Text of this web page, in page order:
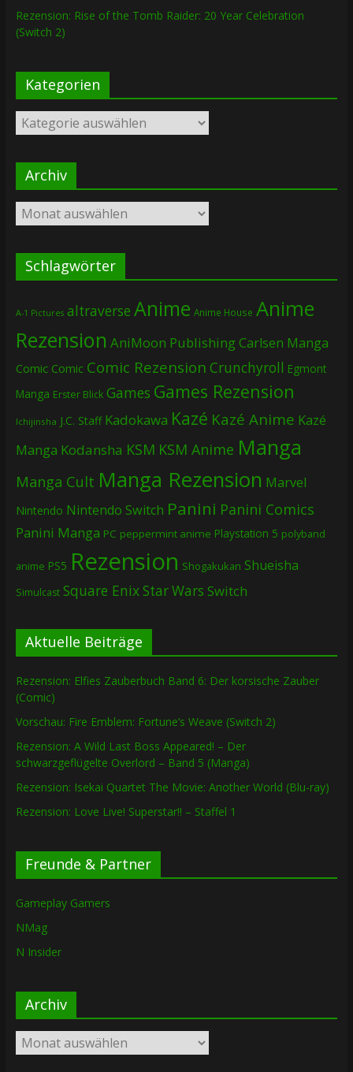
Rezension: Rise of the Tomb Raider: 20 Year Celebration
(Switch 2)
Kategorien
Kategorien
Archiv
Archiv
Schlagwörter
A-1 Pictures altraverse Anime Anime House Anime
Rezension AniMoon PublishingCarlsen Manga
Comic Comic Comic Rezension Crunchyroll Egmont
Manga Erster Blick Games Games Rezension
Ichijinsha J.C. Staff Kadokawa Kazé Kazé Anime Kazé
Manga Kodansha KSM KSM Anime Manga
Manga Cult Manga Rezension Marvel
Nintendo Nintendo Switch Panini Panini Comics
Panini Manga PC peppermint anime Playstation 5 polyband
anime PS5 Rezension Shogakukan Shueisha
Simulcast Square EnixStar Wars Switch
Aktuelle Beiträge
Rezension: Elfies Zauberbuch Band 6: Der korsische Zauber
(Comic)
Vorschau: Fire Emblem: Fortune’s Weave (Switch 2)
Rezension: A Wild Last Boss Appeared! – Der
schwarzgeflügelte Overlord – Band 5 (Manga)
Rezension: Isekai Quartet The Movie: Another World (Blu-ray)
Rezension: Love Live! Superstar!! – Staffel 1
Freunde & Partner
Gameplay Gamers
NMag
N Insider
Archiv
Archiv